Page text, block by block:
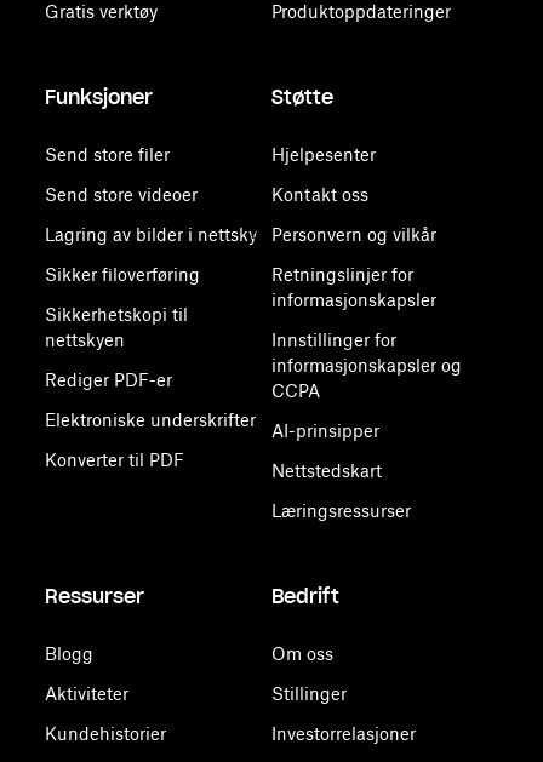
Gratis verktøy
Produktoppdateringer
Funksjoner
Send store filer
Send store videoer
Lagring av bilder i nettsky
Sikker filoverføring
Sikkerhetskopi til
nettskyen
Rediger PDF-er
Elektroniske underskrifter
Konverter til PDF
Støtte
Hjelpesenter
Kontakt oss
Personvern og vilkår
Retningslinjer for
informasjonskapsler
Innstillinger for
informasjonskapsler og
CCPA
AI-prinsipper
Nettstedskart
Læringsressurser
Ressurser
Blogg
Aktiviteter
Kundehistorier
Bedrift
Om oss
Stillinger
Investorrelasjoner